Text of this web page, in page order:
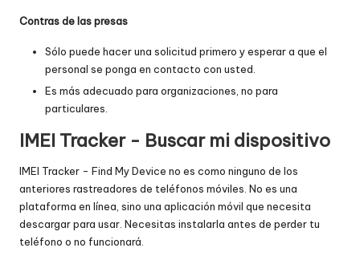
Contras de las presas
Sólo puede hacer una solicitud primero y esperar a que el
personal se ponga en contacto con usted.
Es más adecuado para organizaciones, no para
particulares.
IMEI Tracker - Buscar mi dispositivo
IMEI Tracker - Find My Device no es como ninguno de los
anteriores rastreadores de teléfonos móviles. No es una
plataforma en línea, sino una aplicación móvil que necesita
descargar para usar. Necesitas instalarla antes de perder tu
teléfono o no funcionará.